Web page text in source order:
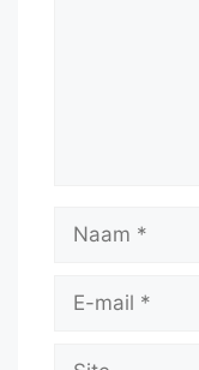
Naam
Site